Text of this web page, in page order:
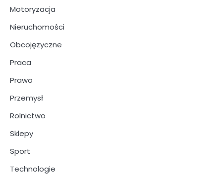
Motoryzacja
Nieruchomości
Obcojęzyczne
Praca
Prawo
Przemysł
Rolnictwo
Sklepy
Sport
Technologie